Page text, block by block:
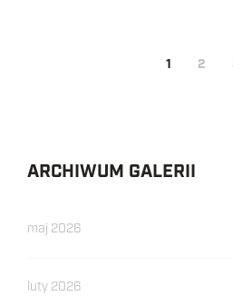
1 2
ARCHIWUM GALERII
maj 2026
luty 2026